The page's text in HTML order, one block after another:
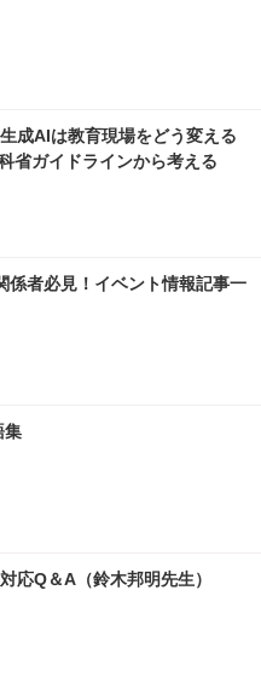
成AIは教育現場をどう変える
省ガイドラインから考える
係者必見！イベント情報記事一
集
応Q＆A（鈴木邦明先生）